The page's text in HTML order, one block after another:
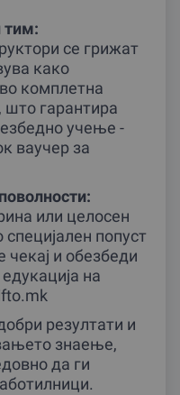
тим:
се грижат
како
комплетна
гарантира
учење -
ваучер за
или целосен
попуст
чекај и обезбеди
на
резултати и
знаење,
да ги